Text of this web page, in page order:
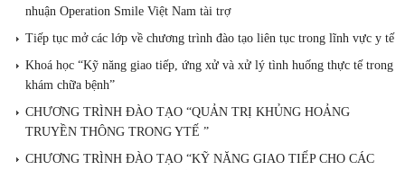
nhuận Operation Smile Việt Nam tài trợ
Tiếp tục mở các lớp về chương trình đào tạo liên tục trong lĩnh vực y tế
Khoá học “Kỹ năng giao tiếp, ứng xử và xử lý tình huống thực tế trong
khám chữa bệnh”
CHƯƠNG TRÌNH ĐÀO TẠO “QUẢN TRỊ KHỦNG HOẢNG
TRUYỀN THÔNG TRONG YTẾ ”
CHƯƠNG TRÌNH ĐÀO TẠO “KỸ NĂNG GIAO TIẾP CHO CÁC